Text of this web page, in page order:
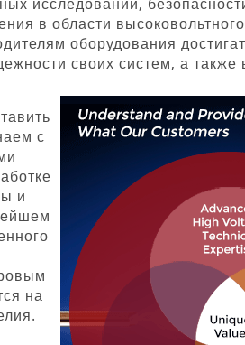
исследований,
в области
оборудования
своих систем, а также
с
и
на